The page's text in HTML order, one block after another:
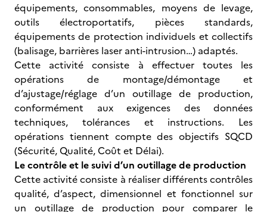
équipements, consommables, moyens de levage,
outils électroportatifs, pièces standards,
équipements de protection individuels et collectifs
(balisage, barrières laser anti-intrusion…) adaptés.
Cette activité consiste à effectuer toutes les
opérations de montage/démontage et
d’ajustage/réglage d’un outillage de production,
conformément aux exigences des données
techniques, tolérances et instructions. Les
opérations tiennent compte des objectifs SQCD
(Sécurité, Qualité, Coût et Délai).
Le contrôle et le suivi d’un outillage de production
Cette activité consiste à réaliser différents contrôles
qualité, d’aspect, dimensionnel et fonctionnel sur
un outillage de production pour comparer le